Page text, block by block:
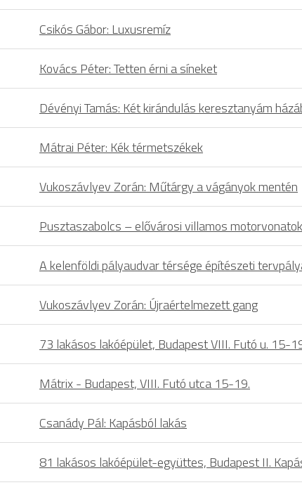
Csikós Gábor: Luxusremíz
Kovács Péter: Tetten érni a síneket
Dévényi Tamás: Két kirándulás keresztanyám
Mátrai Péter: Kék térmetszékek
Vukoszávlyev Zorán: Műtárgy a vágányok mentén
Pusztaszabolcs – elővárosi villamos
A kelenföldi pályaudvar térsége építészeti
Vukoszávlyev Zorán: Újraértelmezett gang
73 lakásos lakóépület, Budapest VIII. Futó u. 15-
Mátrix - Budapest, VIII. Futó utca 15-19.
Csanády Pál: Kapásból lakás
81 lakásos lakóépület-együttes, Budapest II.